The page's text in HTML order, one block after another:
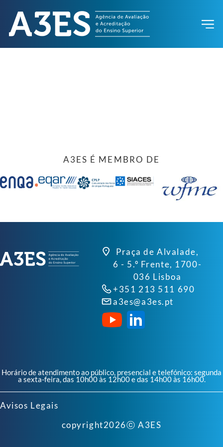
A3ES É MEMBRO DE
Praça de Alvalade,
6 - 5.º Frente, 1700-
036 Lisboa
+351 213 511 690
a3es@a3es.pt
Horário de atendimento ao público, presencial e telefónico: segunda
a sexta-feira, das 10h00 às 12h00 e das 14h00 às 16h00.
Avisos Legais
copyright2026ⓒ A3ES